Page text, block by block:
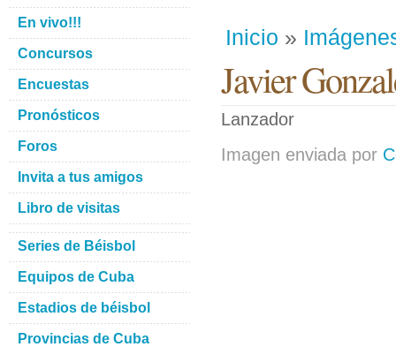
Inicio »
Javier
Lanzador
Imagen enviada por
En vivo!!!
Concursos
Encuestas
Pronósticos
Foros
Invita a tus amigos
Libro de visitas
Series de Béisbol
Equipos de Cuba
Estadios de béisbol
Provincias de Cuba